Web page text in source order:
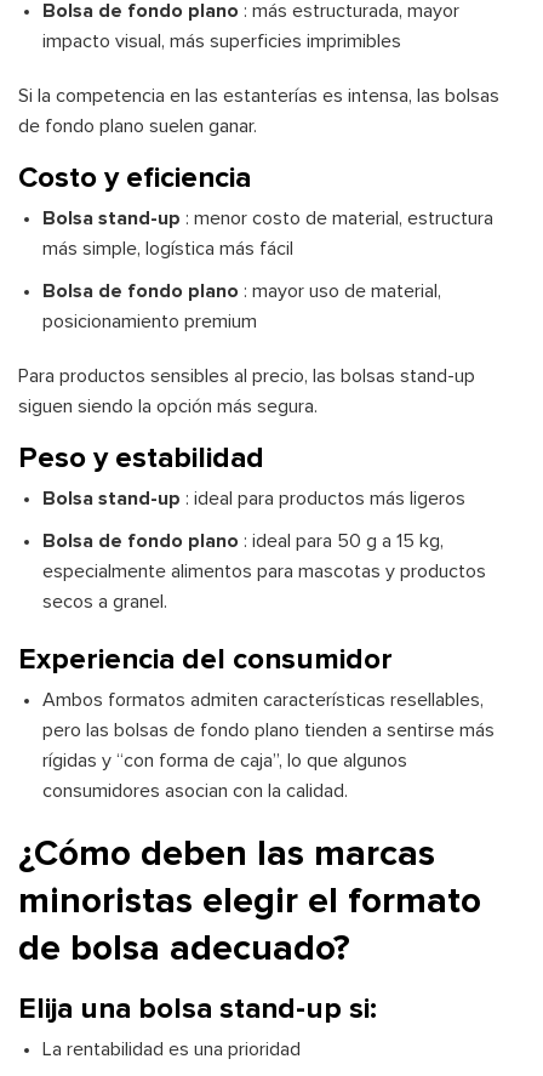
Bolsa de fondo plano : más estructurada, mayor
impacto visual, más superficies imprimibles
Si la competencia en las estanterías es intensa, las bolsas
de fondo plano suelen ganar.
Costo y eficiencia
Bolsa stand-up : menor costo de material, estructura
más simple, logística más fácil
Bolsa de fondo plano : mayor uso de material,
posicionamiento premium
Para productos sensibles al precio, las bolsas stand-up
siguen siendo la opción más segura.
Peso y estabilidad
Bolsa stand-up : ideal para productos más ligeros
Bolsa de fondo plano : ideal para 50 g a 15 kg,
especialmente alimentos para mascotas y productos
secos a granel.
Experiencia del consumidor
Ambos formatos admiten características resellables,
pero las bolsas de fondo plano tienden a sentirse más
rígidas y “con forma de caja”, lo que algunos
consumidores asocian con la calidad.
¿Cómo deben las marcas
minoristas elegir el formato
de bolsa adecuado?
Elija una bolsa stand-up si:
La rentabilidad es una prioridad